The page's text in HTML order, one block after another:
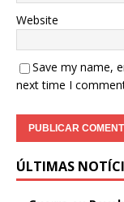
Website
Save my name,
next time I
ÚLTIMAS